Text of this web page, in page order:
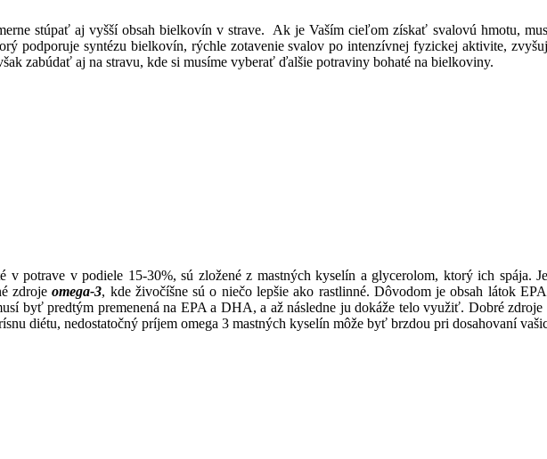
stúpať aj vyšší obsah bielkovín v strave. Ak je Vaším cieľom získať svalovú hmotu,
podporuje syntézu bielkovín, rýchle zotavenie svalov po intenzívnej fyzickej aktivite,
zabúdať aj na stravu, kde si musíme vyberať ďalšie potraviny bohaté na bielkoviny.
v potrave v podiele 15-30%, sú zložené z mastných kyselín a glycerolom, ktorý ich spája.
zdroje omega-3, kde živočíšne sú o niečo lepšie ako rastlinné. Dôvodom je obsah látok
byť predtým premenená na EPA a DHA, a až následne ju dokáže telo využiť. Dobré
diétu, nedostatočný príjem omega 3 mastných kyselín môže byť brzdou pri dosahovaní